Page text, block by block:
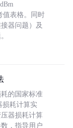
值表格。同时
器问题）及
的国家标准
损耗计算实
器损耗计算
，指导用户